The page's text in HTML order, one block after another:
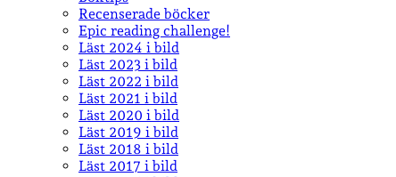
Recenserade böcker
Epic reading challenge!
Läst 2024 i bild
Läst 2023 i bild
Läst 2022 i bild
Läst 2021 i bild
Läst 2020 i bild
Läst 2019 i bild
Läst 2018 i bild
Läst 2017 i bild